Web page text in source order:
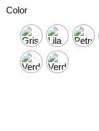
Color